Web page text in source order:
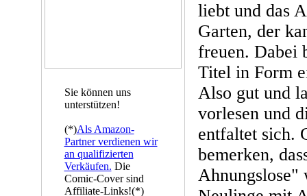
Sie können uns
unterstützen!
(*)Als Amazon-
Partner verdienen wir
an qualifizierten
Verkäufen. Die
Comic-Cover sind
Affiliate-Links!(*)
liebt und das
Garten, der
freuen. Dabei
Titel in Form
Also gut und
vorlesen und
entfaltet sich.
bemerken,
Ahnungslose"